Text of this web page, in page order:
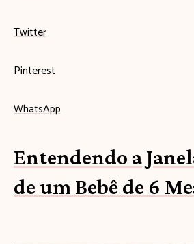
Twitter
Pinterest
WhatsApp
Entendendo a
de um Bebê de 6